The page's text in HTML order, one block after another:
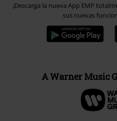
¡Descarga la nueva App EMP
sus nuevas
A Warner Music